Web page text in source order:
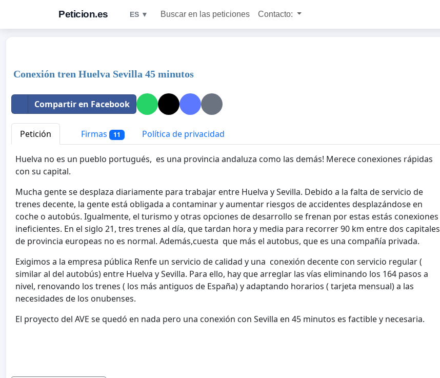
Peticion.es ES ▼ Buscar en las peticiones Contacto:
Conexión tren Huelva Sevilla 45 minutos
Compartir en Facebook
Petición Firmas 11 Política de privacidad
Huelva no es un pueblo portugués, es una provincia andaluza como las demás! Merece conexiones rápidas
con su capital.
Mucha gente se desplaza diariamente para trabajar entre Huelva y Sevilla. Debido a la falta de servicio de
trenes decente, la gente está obligada a contaminar y aumentar riesgos de accidentes desplazándose en
coche o autobús. Igualmente, el turismo y otras opciones de desarrollo se frenan por estas estás conexiones
ineficientes. En el siglo 21, tres trenes al día, que tardan hora y media para recorrer 90 km entre dos capitales
de provincia europeas no es normal. Además,cuesta que más el autobus, que es una compañía privada.
Exigimos a la empresa pública Renfe un servicio de calidad y una conexión decente con servicio regular (
similar al del autobús) entre Huelva y Sevilla. Para ello, hay que arreglar las vías eliminando los 164 pasos a
nivel, renovando los trenes ( los más antiguos de España) y adaptando horarios ( tarjeta mensual) a las
necesidades de los onubenses.
El proyecto del AVE se quedó en nada pero una conexión con Sevilla en 45 minutos es factible y necesaria.